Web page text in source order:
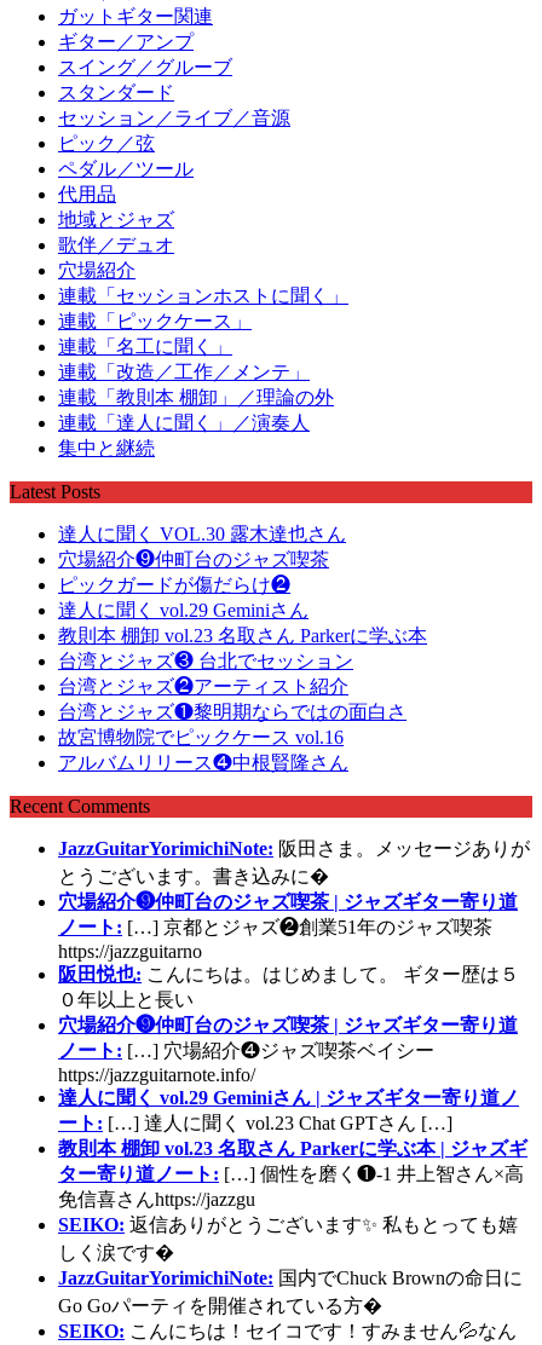
ガットギター関連
ギター／アンプ
スイング／グルーブ
スタンダード
セッション／ライブ／音源
ピック／弦
ペダル／ツール
代用品
地域とジャズ
歌伴／デュオ
穴場紹介
連載「セッションホストに聞く」
連載「ピックケース」
連載「名工に聞く」
連載「改造／工作／メンテ」
連載「教則本 棚卸」／理論の外
連載「達人に聞く」／演奏人
集中と継続
Latest Posts
達人に聞く VOL.30 露木達也さん
穴場紹介❾仲町台のジャズ喫茶
ピックガードが傷だらけ❷
達人に聞く vol.29 Geminiさん
教則本 棚卸 vol.23 名取さん Parkerに学ぶ本
台湾とジャズ❸ 台北でセッション
台湾とジャズ❷アーティスト紹介
台湾とジャズ❶黎明期ならではの面白さ
故宮博物院でピックケース vol.16
アルバムリリース❹中根賢隆さん
Recent Comments
JazzGuitarYorimichiNote: 阪田さま。メッセージありが
とうございます。書き込みに�
穴場紹介❾仲町台のジャズ喫茶 | ジャズギター寄り道
ノート: […] 京都とジャズ❷創業51年のジャズ喫茶
https://jazzguitarno
阪田悦也: こんにちは。はじめまして。 ギター歴は５
０年以上と長い
穴場紹介❾仲町台のジャズ喫茶 | ジャズギター寄り道
ノート: […] 穴場紹介❹ジャズ喫茶ベイシー
https://jazzguitarnote.info/
達人に聞く vol.29 Geminiさん | ジャズギター寄り道ノ
ート: […] 達人に聞く vol.23 Chat GPTさん […]
教則本 棚卸 vol.23 名取さん Parkerに学ぶ本 | ジャズギ
ター寄り道ノート: […] 個性を磨く❶-1 井上智さん×高
免信喜さんhttps://jazzgu
SEIKO: 返信ありがとうございます✨ 私もとっても嬉
しく涙です�
JazzGuitarYorimichiNote: 国内でChuck Brownの命日に
Go Goパーティを開催されている方�
SEIKO: こんにちは！セイコです！すみません💦なん